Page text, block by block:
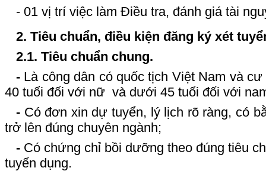
- 01 vị trí việc làm Điều tra, đánh giá tài
2. Tiêu chuẩn, điều kiện đăng ký xét
2.1. Tiêu chuẩn chung.
-Là công dân có quốc tịch Việt Nam và
40 tuổi đối với nữ và dưới 45 tuổi đối với
-Có đơn xin dự tuyển, lý lịch rõ ràng, có
trở lên đúng chuyên ngành;
-Có chứng chỉ bồi dưỡng theo đúng tiêu
tuyển dụng.